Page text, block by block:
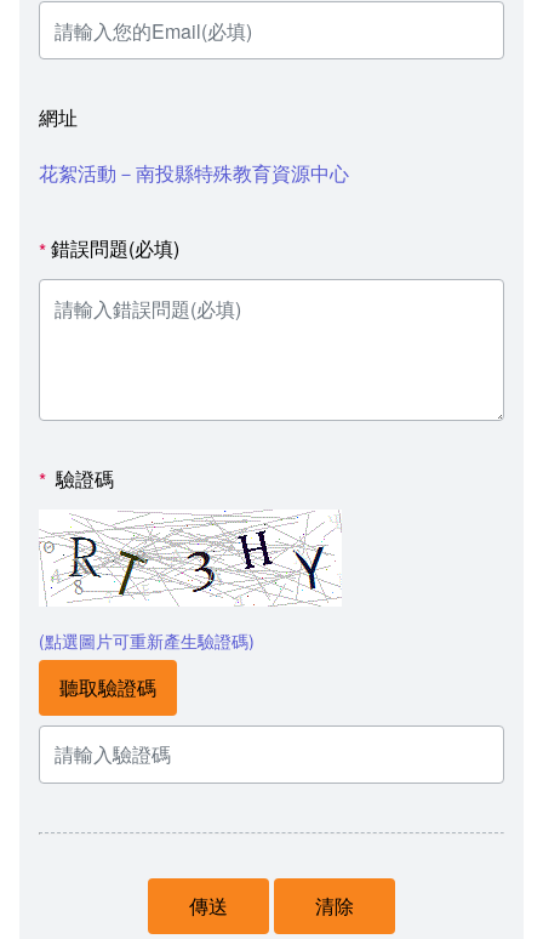
網址
花絮活動－南投縣特殊教育資源中心
*錯誤問題(必填)
* 驗證碼
(點選圖片可重新產生驗證碼)
聽取驗證碼